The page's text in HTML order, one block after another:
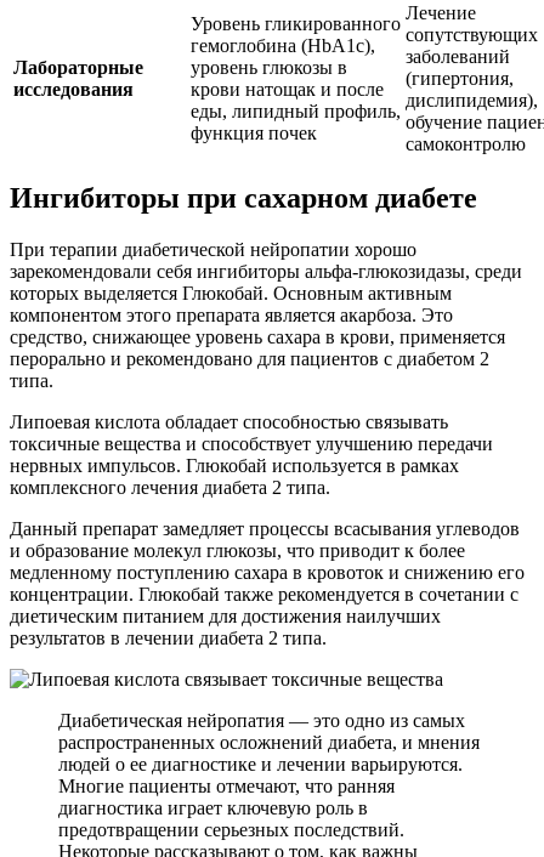
Лабораторные
исследования
Уровень гликированного
гемоглобина (HbA1c),
уровень глюкозы в
крови натощак и после
еды, липидный профиль,
функция почек
Лечение
сопутствующих
заболеваний
(гипертония,
дислипидемия),
обучение
самоконтролю
Ингибиторы при сахарном диабете
При терапии диабетической нейропатии хорошо
зарекомендовали себя ингибиторы альфа-глюкозидазы, среди
которых выделяется Глюкобай. Основным активным
компонентом этого препарата является акарбоза. Это
средство, снижающее уровень сахара в крови, применяется
перорально и рекомендовано для пациентов с диабетом 2
типа.
Липоевая кислота обладает способностью связывать
токсичные вещества и способствует улучшению передачи
нервных импульсов. Глюкобай используется в рамках
комплексного лечения диабета 2 типа.
Данный препарат замедляет процессы всасывания углеводов
и образование молекул глюкозы, что приводит к более
медленному поступлению сахара в кровоток и снижению его
концентрации. Глюкобай также рекомендуется в сочетании с
диетическим питанием для достижения наилучших
результатов в лечении диабета 2 типа.
Диабетическая нейропатия — это одно из самых
распространенных осложнений диабета, и мнения
людей о ее диагностике и лечении варьируются.
Многие пациенты отмечают, что ранняя
диагностика играет ключевую роль в
предотвращении серьезных последствий.
Некоторые рассказывают о том, как важны